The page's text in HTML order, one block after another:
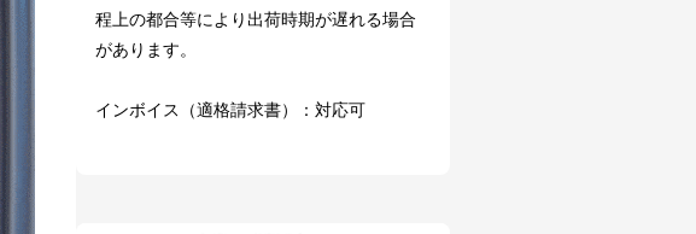
程上の都合等により出荷時期が遅れる場合
があります。
インボイス（適格請求書）：対応可